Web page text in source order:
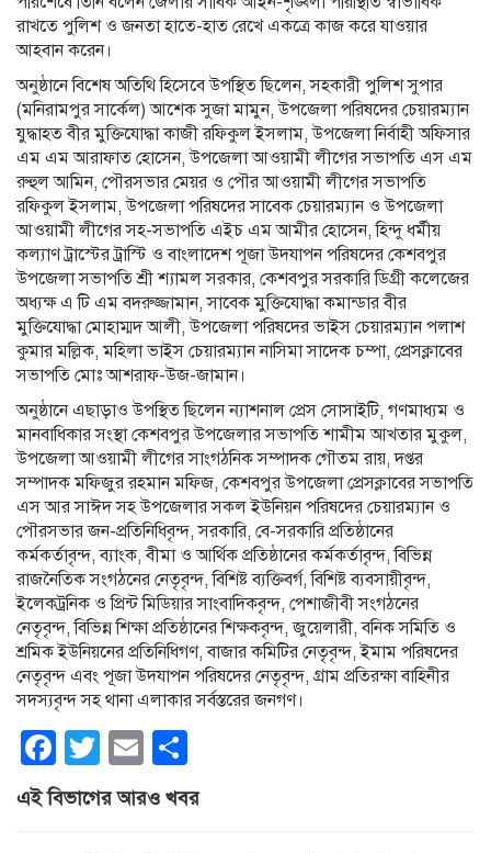
রাখতে পুলিশ ও জনতা হাতে-হাত রেখে একত্রে কাজ করে যাওয়ার
আহবান করেন।
অনুষ্ঠানে বিশেষ অতিথি হিসেবে উপস্থিত ছিলেন, সহকারী পুলিশ সুপার
(মনিরামপুর সার্কেল) আশেক সুজা মামুন, উপজেলা পরিষদের চেয়ারম্যান
যুদ্ধাহত বীর মুক্তিযোদ্ধা কাজী রফিকুল ইসলাম, উপজেলা নির্বাহী অফিসার
এম এম আরাফাত হোসেন, উপজেলা আওয়ামী লীগের সভাপতি এস এম
রুহুল আমিন, পৌরসভার মেয়র ও পৌর আওয়ামী লীগের সভাপতি
রফিকুল ইসলাম, উপজেলা পরিষদের সাবেক চেয়ারম্যান ও উপজেলা
আওয়ামী লীগের সহ-সভাপতি এইচ এম আমীর হোসেন, হিন্দু ধর্মীয়
কল্যাণ ট্রাস্টের ট্রাস্টি ও বাংলাদেশ পূজা উদযাপন পরিষদের কেশবপুর
উপজেলা সভাপতি শ্রী শ্যামল সরকার, কেশবপুর সরকারি ডিগ্রী কলেজের
অধ্যক্ষ এ টি এম বদরুজ্জামান, সাবেক মুক্তিযোদ্ধা কমান্ডার বীর
মুক্তিযোদ্ধা মোহাম্মদ আলী, উপজেলা পরিষদের ভাইস চেয়ারম্যান পলাশ
কুমার মল্লিক, মহিলা ভাইস চেয়ারম্যান নাসিমা সাদেক চম্পা, প্রেসক্লাবের
সভাপতি মোঃ আশরাফ-উজ-জামান।
অনুষ্ঠানে এছাড়াও উপস্থিত ছিলেন ন্যাশনাল প্রেস সোসাইটি, গণমাধ্যম ও
মানবাধিকার সংস্থা কেশবপুর উপজেলার সভাপতি শামীম আখতার মুকুল,
উপজেলা আওয়ামী লীগের সাংগঠনিক সম্পাদক গৌতম রায়, দপ্তর
সম্পাদক মফিজুর রহমান মফিজ, কেশবপুর উপজেলা প্রেসক্লাবের সভাপতি
এস আর সাঈদ সহ উপজেলার সকল ইউনিয়ন পরিষদের চেয়ারম্যান ও
পৌরসভার জন-প্রতিনিধিবৃন্দ, সরকারি, বে-সরকারি প্রতিষ্ঠানের
কর্মকর্তাবৃন্দ, ব্যাংক, বীমা ও আর্থিক প্রতিষ্ঠানের কর্মকর্তাবৃন্দ, বিভিন্ন
রাজনৈতিক সংগঠনের নেতৃবৃন্দ, বিশিষ্ট ব্যক্তিবর্গ, বিশিষ্ট ব্যবসায়ীবৃন্দ,
ইলেকট্রনিক ও প্রিন্ট মিডিয়ার সাংবাদিকবৃন্দ, পেশাজীবী সংগঠনের
নেতৃবৃন্দ, বিভিন্ন শিক্ষা প্রতিষ্ঠানের শিক্ষকবৃন্দ, জুয়েলারী, বনিক সমিতি ও
শ্রমিক ইউনিয়নের প্রতিনিধিগণ, বাজার কমিটির নেতৃবৃন্দ, ইমাম পরিষদের
নেতৃবৃন্দ এবং পূজা উদযাপন পরিষদের নেতৃবৃন্দ, গ্রাম প্রতিরক্ষা বাহিনীর
সদস্যবৃন্দ সহ থানা এলাকার সর্বস্তরের জনগণ।
Facebook
Twitter
Email
এই বিভাগের আরও খবর